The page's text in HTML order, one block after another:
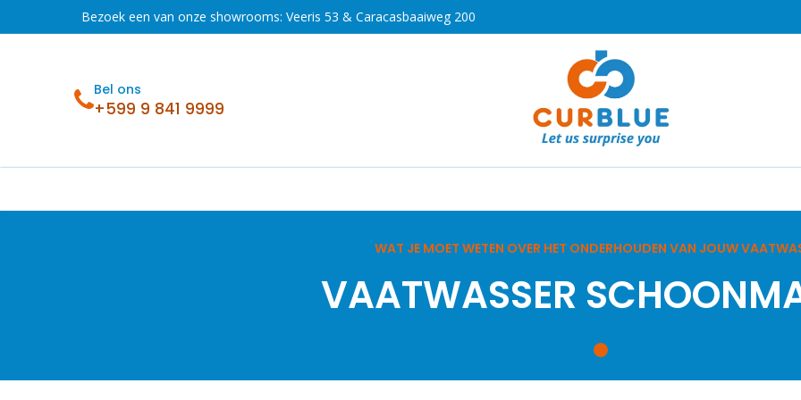
Overslaan naar inhoud
Bezoek een van onze showrooms: Veeris 53 & Caracasbaaiweg 200
Bel ons
+599 9 841 9999
HOT
WAT JE MOET WETEN OVER HET ONDERHOUDEN VAN JOUW
VAATWASSER